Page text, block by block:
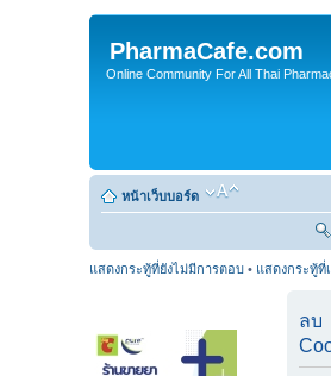
PharmaCafe.com
Online Community For All Thai
หน้าเว็บบอร์ด
แสดงกระทู้ที่ยังไม่มีการตอบ • แสดงกระทู้ที่
ลบ